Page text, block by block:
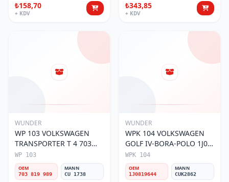
₺158,70
+ KDV
₺343,85
+ KDV
WUNDER
WP 103 VOLKSWAGEN
TRANSPORTER T 4 703
819 989 Polen Filtresi
WP 103
OEM
703 819 989
MANN
CU 1738
WUNDER
WPK 104 VOLKSWAGEN
GOLF IV-BORA-POLO 1J0
819 644 Polen Filtresi
WPK 104
OEM
1J0819644
MANN
CUK2862